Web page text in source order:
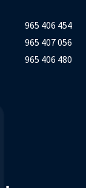
965 406 454
965 407 056
965 406 480